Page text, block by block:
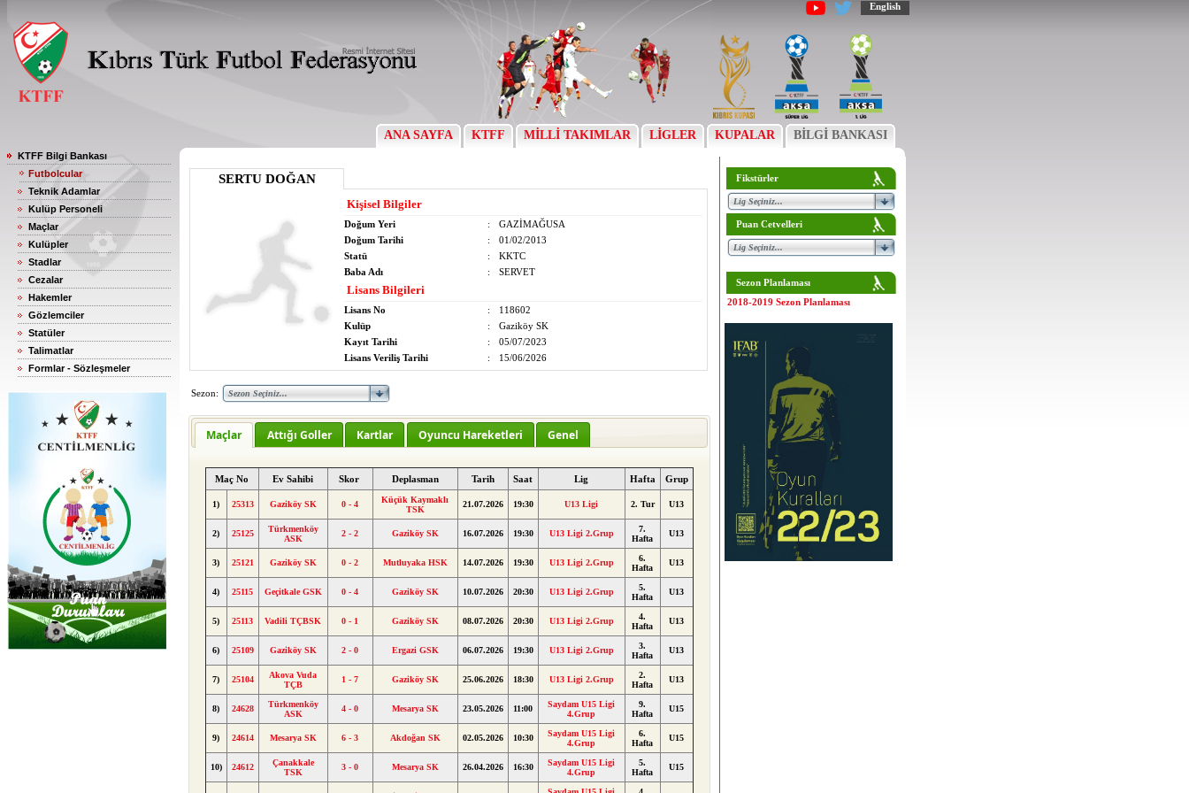
English
ANA SAYFA KTFF MİLLİ TAKIMLAR LİGLER KUPALAR BİLGİ BANKASI
KTFF Bilgi Bankası
Futbolcular
Teknik Adamlar
Kulüp Personeli
Maçlar
Kulüpler
Stadlar
Cezalar
Hakemler
Gözlemciler
Statüler
Talimatlar
Formlar - Sözleşmeler
SERTU DOĞAN
Kişisel Bilgiler
Doğum Yeri :
GAZİMAĞUSA
Doğum Tarihi
:
01/02/2013
Statü
:
KKTC
Baba Adı
: SERVET
Lisans Bilgileri
Lisans No :
118602
Kulüp
:
Gaziköy SK
Kayıt Tarihi
:
05/07/2023
Lisans Veriliş Tarihi
: 15/06/2026
Sezon:
Maçlar Attığı Goller Kartlar Oyuncu Hareketleri Genel
Maç No Ev Sahibi Skor Deplasman Tarih Saat Lig Hafta Grup
1) 25313 Gaziköy SK 0 - 4
Küçük Kaymaklı
TSK
21.07.2026 19:30 U13 Ligi 2. Tur U13
2) 25125
Türkmenköy
ASK
2 - 2 Gaziköy SK 16.07.2026 19:30 U13 Ligi 2.Grup
7.
Hafta
U13
3) 25121 Gaziköy SK 0 - 2 Mutluyaka HSK 14.07.2026 19:30 U13 Ligi 2.Grup
6.
Hafta
U13
4) 25115 Geçitkale GSK 0 - 4 Gaziköy SK 10.07.2026 20:30 U13 Ligi 2.Grup
5.
Hafta
U13
5) 25113 Vadili TÇBSK 0 - 1 Gaziköy SK 08.07.2026 20:30 U13 Ligi 2.Grup
4.
Hafta
U13
6) 25109 Gaziköy SK 2 - 0 Ergazi GSK 06.07.2026 19:30 U13 Ligi 2.Grup
3.
Hafta
U13
7) 25104
Akova Vuda
TÇB
1 - 7 Gaziköy SK 25.06.2026 18:30 U13 Ligi 2.Grup
2.
Hafta
U13
8) 24628
Türkmenköy
ASK
4 - 0 Mesarya SK 23.05.2026 11:00
Saydam U15 Ligi
4.Grup
9.
Hafta
U15
9) 24614 Mesarya SK 6 - 3 Akdoğan SK 02.05.2026 10:30
Saydam U15 Ligi
4.Grup
6.
Hafta
U15
10) 24612
Çanakkale
TSK
3 - 0 Mesarya SK 26.04.2026 16:30
Saydam U15 Ligi
4.Grup
5.
Hafta
U15
Fikstürler
Puan Cetvelleri
Sezon Planlaması
2018-2019 Sezon Planlaması